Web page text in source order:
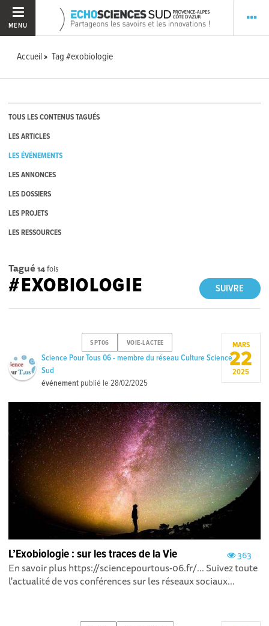
MENU
Accueil Tag #exobiologie
TOUS LES CONTENUS TAGUÉS
LES ARTICLES
LES ÉVÉNEMENTS
LES ANNONCES
LES DOSSIERS
LES PROJETS
LES RESSOURCES
Tagué 14fois
SUIVRE
#EXOBIOLOGIE
SPT06 VOIE-LACTEE
Science Pour Tous 06 - membre du réseau Culture Science
Sud
événement publié le28/02/2025
MARS
22
2025
363
L’Exobiologie : sur les traces de la Vie
En savoir plus https://sciencepourtous-06.fr/... Suivez toute
l'actualité de vos conférences sur les réseaux sociaux...